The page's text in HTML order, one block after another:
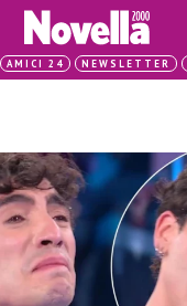
AMICI 24 NEWSLETTER